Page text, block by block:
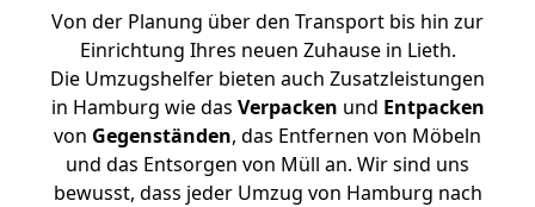
Von der Planung über den Transport bis hin zur
Einrichtung Ihres neuen Zuhause in Lieth.
Die Umzugshelfer bieten auch Zusatzleistungen
in Hamburg wie das Verpacken und Entpacken
von Gegenständen, das Entfernen von Möbeln
und das Entsorgen von Müll an. Wir sind uns
bewusst, dass jeder Umzug von Hamburg nach